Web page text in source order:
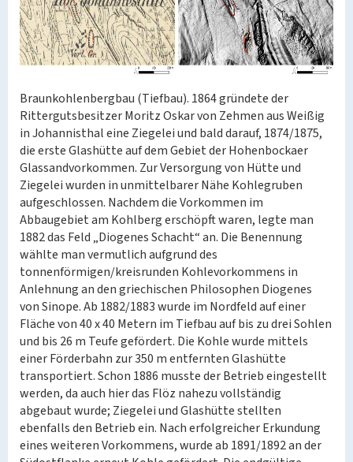
Braunkohlenbergbau (Tiefbau). 1864 gründete der
Rittergutsbesitzer Moritz Oskar von Zehmen aus Weißig
in Johannisthal eine Ziegelei und bald darauf, 1874/1875,
die erste Glashütte auf dem Gebiet der Hohenbockaer
Glassandvorkommen. Zur Versorgung von Hütte und
Ziegelei wurden in unmittelbarer Nähe Kohlegruben
aufgeschlossen. Nachdem die Vorkommen im
Abbaugebiet am Kohlberg erschöpft waren, legte man
1882 das Feld „Diogenes Schacht“ an. Die Benennung
wählte man vermutlich aufgrund des
tonnenförmigen/kreisrunden Kohlevorkommens in
Anlehnung an den griechischen Philosophen Diogenes
von Sinope. Ab 1882/1883 wurde im Nordfeld auf einer
Fläche von 40 x 40 Metern im Tiefbau auf bis zu drei Sohlen
und bis 26 m Teufe gefördert. Die Kohle wurde mittels
einer Förderbahn zur 350 m entfernten Glashütte
transportiert. Schon 1886 musste der Betrieb eingestellt
werden, da auch hier das Flöz nahezu vollständig
abgebaut wurde; Ziegelei und Glashütte stellten
ebenfalls den Betrieb ein. Nach erfolgreicher Erkundung
eines weiteren Vorkommens, wurde ab 1891/1892 an der